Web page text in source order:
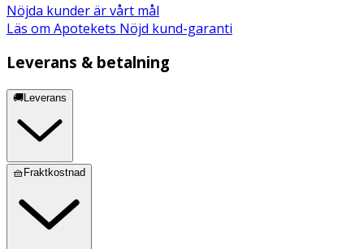
Nöjda kunder är vårt mål
Läs om Apotekets Nöjd kund-garanti
Leverans & betalning
🚚Leverans
🧺Fraktkostnad